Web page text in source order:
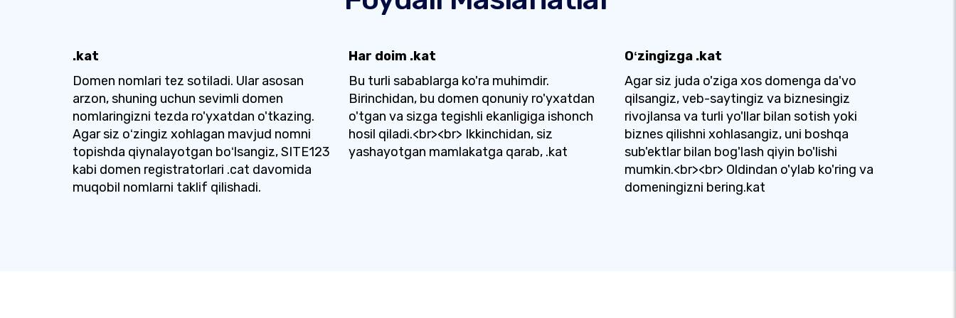
.kat
Domen nomlari tez sotiladi. Ular asosan
arzon, shuning uchun sevimli domen
nomlaringizni tezda ro'yxatdan o'tkazing.
Agar siz oʻzingiz xohlagan mavjud nomni
topishda qiynalayotgan boʻlsangiz, SITE123
kabi domen registratorlari .cat davomida
muqobil nomlarni taklif qilishadi.
Har doim .kat
Bu turli sabablarga ko'ra muhimdir.
Birinchidan, bu domen qonuniy ro'yxatdan
o'tgan va sizga tegishli ekanligiga ishonch
hosil qiladi.<br><br> Ikkinchidan, siz
yashayotgan mamlakatga qarab, .kat
Oʻzingizga .kat
Agar siz juda o'ziga xos domenga da'vo
qilsangiz, veb-saytingiz va biznesingiz
rivojlansa va turli yo'llar bilan sotish yoki
biznes qilishni xohlasangiz, uni boshqa
sub'ektlar bilan bog'lash qiyin bo'lishi
mumkin.<br><br> Oldindan o'ylab ko'ring va
domeningizni bering.kat